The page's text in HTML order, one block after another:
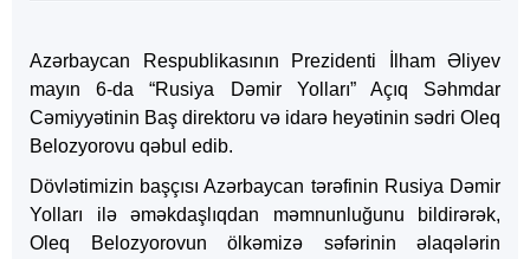
Azərbaycan Respublikasının Prezidenti İlham Əliyev
mayın 6-da “Rusiya Dəmir Yolları” Açıq Səhmdar
Cəmiyyətinin Baş direktoru və idarə heyətinin sədri Oleq
Belozyorovu qəbul edib.
Dövlətimizin başçısı Azərbaycan tərəfinin Rusiya Dəmir
Yolları ilə əməkdaşlıqdan məmnunluğunu bildirərək,
Oleq Belozyorovun ölkəmizə səfərinin əlaqələrin